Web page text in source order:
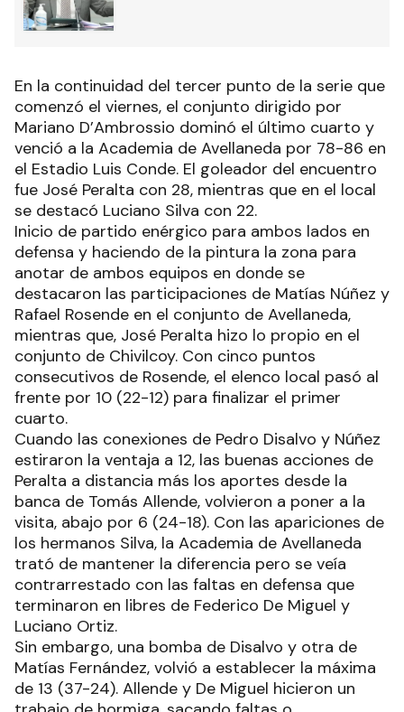
En la continuidad del tercer punto de la serie que
comenzó el viernes, el conjunto dirigido por
Mariano D’Ambrossio dominó el último cuarto y
venció a la Academia de Avellaneda por 78-86 en
el Estadio Luis Conde. El goleador del encuentro
fue José Peralta con 28, mientras que en el local
se destacó Luciano Silva con 22.
Inicio de partido enérgico para ambos lados en
defensa y haciendo de la pintura la zona para
anotar de ambos equipos en donde se
destacaron las participaciones de Matías Núñez y
Rafael Rosende en el conjunto de Avellaneda,
mientras que, José Peralta hizo lo propio en el
conjunto de Chivilcoy. Con cinco puntos
consecutivos de Rosende, el elenco local pasó al
frente por 10 (22-12) para finalizar el primer
cuarto.
Cuando las conexiones de Pedro Disalvo y Núñez
estiraron la ventaja a 12, las buenas acciones de
Peralta a distancia más los aportes desde la
banca de Tomás Allende, volvieron a poner a la
visita, abajo por 6 (24-18). Con las apariciones de
los hermanos Silva, la Academia de Avellaneda
trató de mantener la diferencia pero se veía
contrarrestado con las faltas en defensa que
terminaron en libres de Federico De Miguel y
Luciano Ortiz.
Sin embargo, una bomba de Disalvo y otra de
Matías Fernández, volvió a establecer la máxima
de 13 (37-24). Allende y De Miguel hicieron un